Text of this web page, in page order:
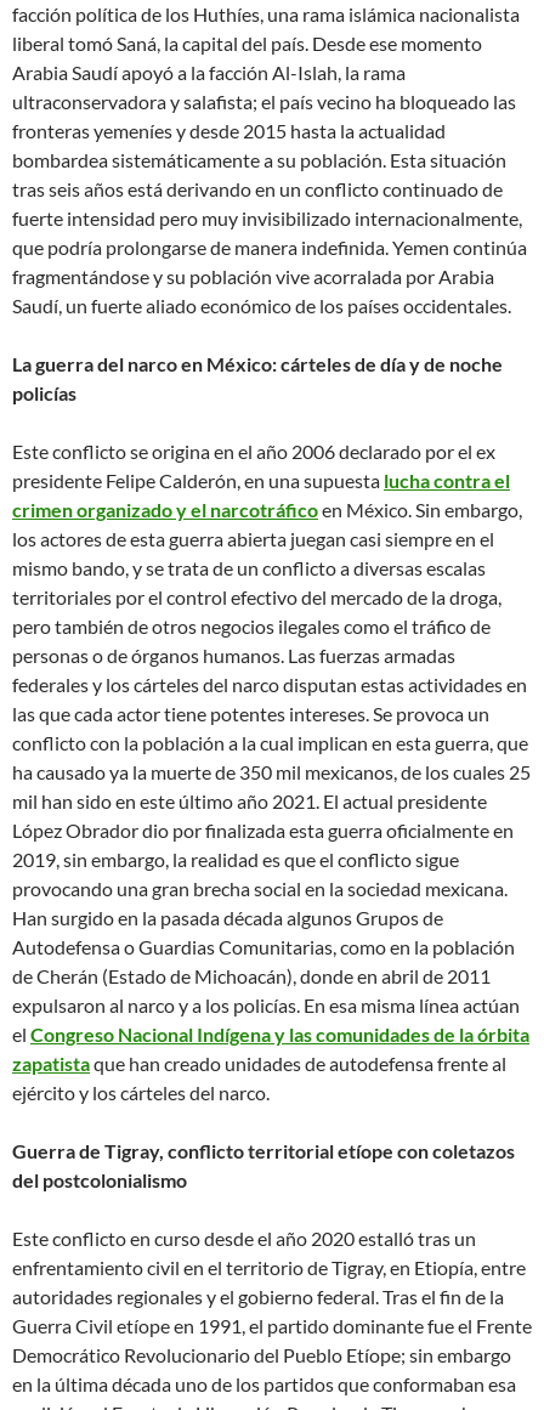
facción política de los Huthíes, una rama islámica nacionalista
liberal tomó Saná, la capital del país. Desde ese momento
Arabia Saudí apoyó a la facción Al-Islah, la rama
ultraconservadora y salafista; el país vecino ha bloqueado las
fronteras yemeníes y desde 2015 hasta la actualidad
bombardea sistemáticamente a su población. Esta situación
tras seis años está derivando en un conflicto continuado de
fuerte intensidad pero muy invisibilizado internacionalmente,
que podría prolongarse de manera indefinida. Yemen continúa
fragmentándose y su población vive acorralada por Arabia
Saudí, un fuerte aliado económico de los países occidentales.
La guerra del narco en México: cárteles de día y de noche
policías
Este conflicto se origina en el año 2006 declarado por el ex
presidente Felipe Calderón, en una supuesta lucha contra el
crimen organizado y el narcotráficoen México. Sin embargo,
los actores de esta guerra abierta juegan casi siempre en el
mismo bando, y se trata de un conflicto a diversas escalas
territoriales por el control efectivo del mercado de la droga,
pero también de otros negocios ilegales como el tráfico de
personas o de órganos humanos. Las fuerzas armadas
federales y los cárteles del narco disputan estas actividades en
las que cada actor tiene potentes intereses. Se provoca un
conflicto con la población a la cual implican en esta guerra, que
ha causado ya la muerte de 350 mil mexicanos, de los cuales 25
mil han sido en este último año 2021. El actual presidente
López Obrador dio por finalizada esta guerra oficialmente en
2019, sin embargo, la realidad es que el conflicto sigue
provocando una gran brecha social en la sociedad mexicana.
Han surgido en la pasada década algunos Grupos de
Autodefensa o Guardias Comunitarias, como en la población
de Cherán (Estado de Michoacán), donde en abril de 2011
expulsaron al narco y a los policías. En esa misma línea actúan
el Congreso Nacional Indígena y las comunidades de la órbita
zapatistaque han creado unidades de autodefensa frente al
ejército y los cárteles del narco.
Guerra de Tigray, conflicto territorial etíope con coletazos
del postcolonialismo
Este conflicto en curso desde el año 2020 estalló tras un
enfrentamiento civil en el territorio de Tigray, en Etiopía, entre
autoridades regionales y el gobierno federal. Tras el fin de la
Guerra Civil etíope en 1991, el partido dominante fue el Frente
Democrático Revolucionario del Pueblo Etíope; sin embargo
en la última década uno de los partidos que conformaban esa